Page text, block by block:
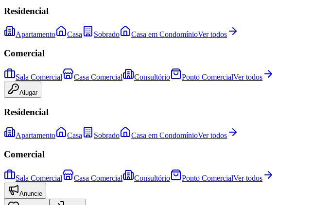
Residencial
Apartamento Casa Sobrado Casa em CondomínioVer todos
Comercial
Sala Comercial Casa Comercial Consultório Ponto ComercialVer todos
Alugar
Residencial
Apartamento Casa Sobrado Casa em CondomínioVer todos
Comercial
Sala Comercial Casa Comercial Consultório Ponto ComercialVer todos
Anuncie